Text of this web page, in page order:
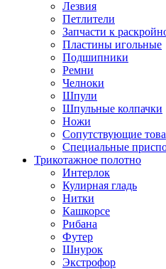
Лезвия
Петлители
Запчасти к
Пластины игольные
Подшипники
Ремни
Челноки
Шпули
Шпульные колпачки
Ножи
Сопутствующие
Специальные
Трикотажное полотно
Интерлок
Кулирная гладь
Нитки
Кашкорсе
Рибана
Футер
Шнурок
Экстрофор